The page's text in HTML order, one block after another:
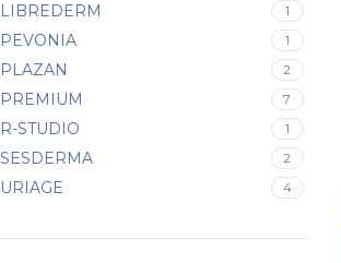
LIBREDERM 1
PEVONIA 1
PLAZAN 2
PREMIUM 7
R-STUDIO 1
SESDERMA 2
URIAGE 4